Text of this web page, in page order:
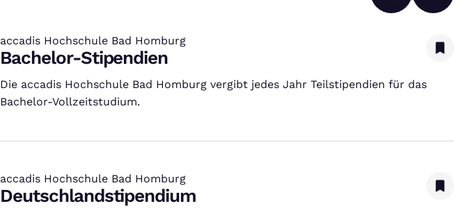
accadis Hochschule Bad Homburg
:
Bachelor-Stipendien
Die accadis Hochschule Bad Homburg vergibt jedes Jahr Teilstipendien für das
Bachelor-Vollzeitstudium.
accadis Hochschule Bad Homburg
:
Deutschlandstipendium